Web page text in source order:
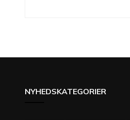
NYHEDSKATEGORIER